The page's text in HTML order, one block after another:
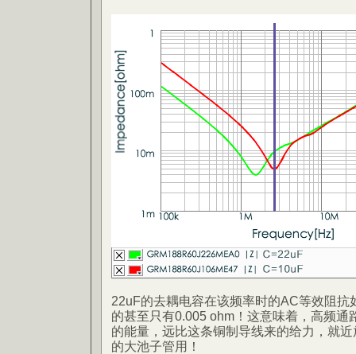
22uF的去耦电容在该频率时的AC等效阻抗
的甚至只有0.005 ohm！这意味着，高频通
的能量，远比这条铜制导线来的给力，就
的大池子管用！